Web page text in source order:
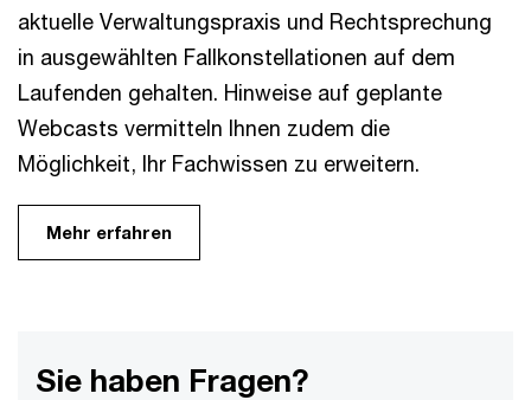
aktuelle Verwaltungspraxis und Rechtsprechung
in ausgewählten Fallkonstellationen auf dem
Laufenden gehalten. Hinweise auf geplante
Webcasts vermitteln Ihnen zudem die
Möglichkeit, Ihr Fachwissen zu erweitern.
Mehr erfahren
Sie haben Fragen?